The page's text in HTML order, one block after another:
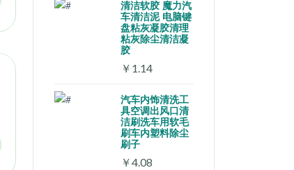
清洁软胶 魔力汽
车清洁泥 电脑键
盘粘灰凝胶清理
粘灰除尘清洁凝
胶
￥1.14
汽车内饰清洗工
具空调出风口清
洁刷洗车用软毛
刷车内塑料除尘
刷子
￥4.08